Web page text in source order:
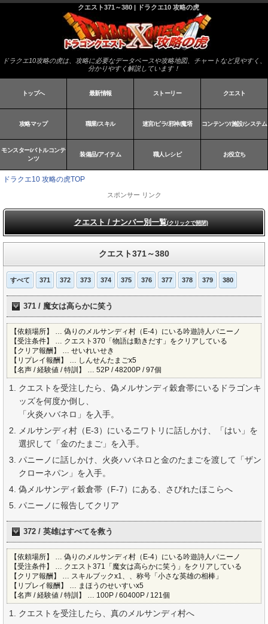
クエスト371～380 | ドラクエ10 攻略の虎
ドラクエ10攻略の虎は、攻略に必要なデータベースや攻略地図、チャートなど見やすく、
分かりやすく解説しています！
トップへ 最新情報 ストーリー クエスト
攻略マップ 職業/スキル 迷宮/ピラ/邪神/魔塔 コンテンツ/施設/システム
モンスター/バトルコンテ
ンツ
装備品/アイテム 職人レシピ お役立ち
ドラクエ10 攻略の虎TOP
スポンサー リンク
クエスト / ナンバー別一覧(クリックで開閉)
クエスト371～380
すべて 371 372 373 374 375 376 377 378 379 380
371 / 魔女は高らかに笑う
【依頼場所】 … 偽りのメルサンディ村（E-4）にいる吟遊詩人パニーノ
【受注条件】 … クエスト370「物語は動きだす」をクリアしている
【クリア報酬】 … せいれいせき
【リプレイ報酬】 … しんせんたまごx5
【名声 / 経験値 / 特訓】 … 52P / 48200P / 97個
クエストを受注したら、偽メルサンディ穀倉帯にいるドラゴンキ
ッズを何度か倒し、
「火炎ハバネロ」を入手。
メルサンディ村（E-3）にいるニワトリに話しかけ、「はい」を
選択して「金のたまご」を入手。
パニーノに話しかけ、火炎ハバネロと金のたまごを渡して「ザン
クローネパン」を入手。
偽メルサンディ穀倉帯（F-7）にある、さびれたほこらへ
パニーノに報告してクリア
372 / 英雄はすべてを救う
【依頼場所】 … 偽りのメルサンディ村（E-4）にいる吟遊詩人パニーノ
【受注条件】 … クエスト371「魔女は高らかに笑う」をクリアしている
【クリア報酬】 … スキルブックx1、、称号「小さな英雄の相棒」
【リプレイ報酬】 … まほうのせいすいx5
【名声 / 経験値 / 特訓】 … 100P / 60400P / 121個
クエストを受注したら、真のメルサンディ村へ